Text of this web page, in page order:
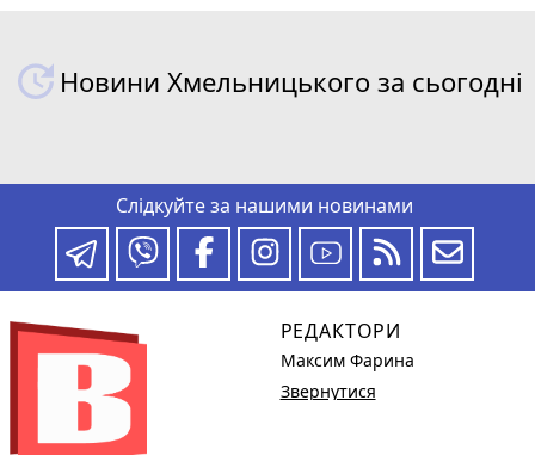
Новини Хмельницького за сьогодні
Слідкуйте за нашими новинами
РЕДАКТОРИ
Максим Фарина
Звернутися